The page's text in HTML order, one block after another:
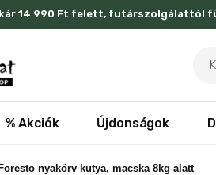
14 990 Ft felett, futárszolgálattól
% Akciók Újdonságok
Foresto nyakörv kutya, macska 8kg alatt